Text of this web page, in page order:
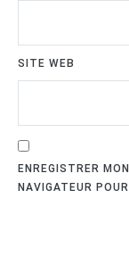
SITE WEB
ENREGISTRER
NAVIGATEUR